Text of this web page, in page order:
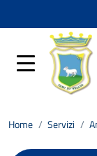
Home / Servizi /